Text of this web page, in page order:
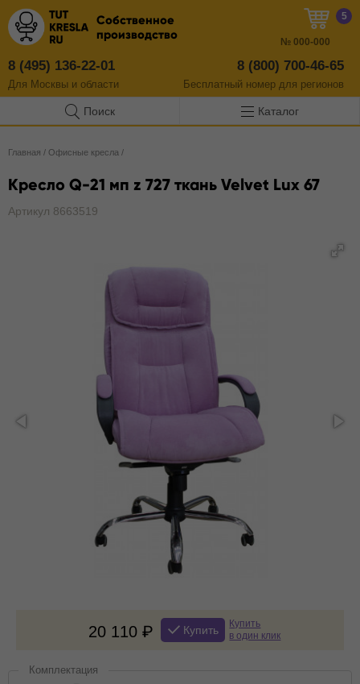
Собственное
производство
8 (495) 136-22-01
Для Москвы и области
8 (800) 700-46-65
Бесплатный номер для регионов
5
№ 000-000
Поиск Каталог
Главная / Офисные кресла /
Кресло Q-21 мп z 727 ткань Velvet Lux 67
Артикул 8663519
20 110 Купить
Купить
в один клик
Комплектация